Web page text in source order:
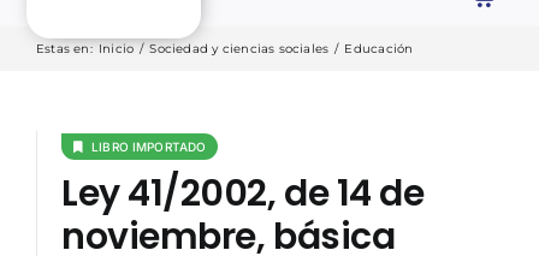
INICIO
EDITORIALES
Estas en: Inicio / Sociedad y ciencias sociales / Educación
LIBRO IMPORTADO
Ley 41/2002, de 14 de
noviembre, básica